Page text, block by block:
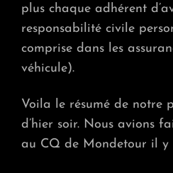
plus chaque adhérent
responsabilité civile
comprise dans les
véhicule).
Voila le résumé de notre
d’hier soir. Nous avions
au CQ de Mondetour il y